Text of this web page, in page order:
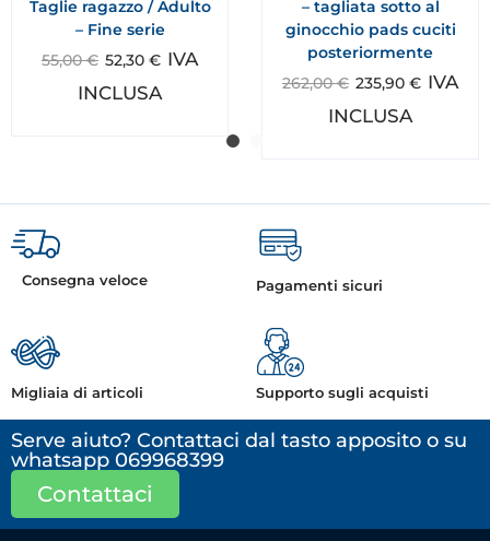
Taglie ragazzo / Adulto
– Fine serie
55,00€ 52,30 € IVA
INCLUSA
– tagliata sotto al
ginocchio pads cuciti
posteriormente
262,00€ 235,90 € IVA
INCLUSA
Consegna veloce Pagamenti sicuri
Migliaia di articoli Supporto sugli acquisti
Serve aiuto? Contattaci dal tasto apposito o su
whatsapp 069968399
Contattaci